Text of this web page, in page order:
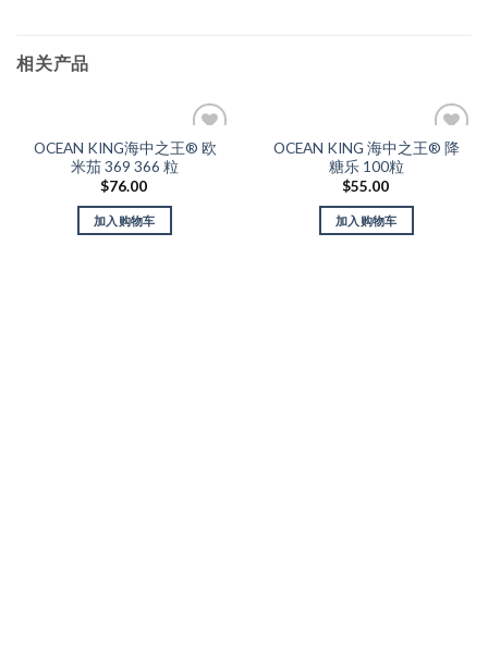
相关产品
Add to
Wishlist
OCEAN KING海中之王® 欧
米茄 369 366 粒
$76.00
加入购物车
Add to
OCEAN KING 海中之王® 降
糖乐 100粒
$55.00
加入购物车